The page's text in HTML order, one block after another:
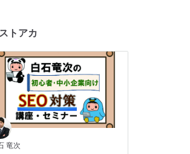
ストアカ
竜次